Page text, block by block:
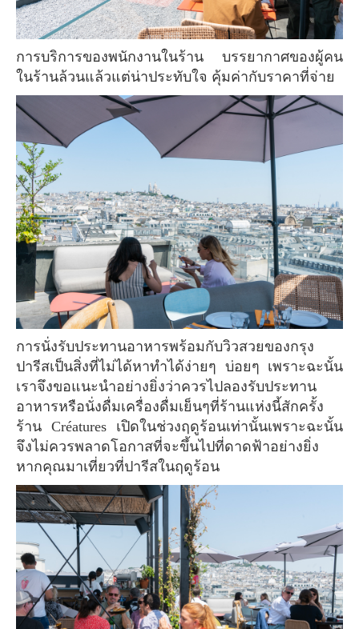
การบริการของพนักงานในร้าน บรรยากาศของผู้คน
ในร้านล้วนแล้วแต่น่าประทับใจ คุ้มค่ากับราคาที่จ่าย
การนั่งรับประทานอาหารพร้อมกับวิวสวยของกรุง
ปารีสเป็นสิ่งที่ไม่ได้หาทำได้ง่ายๆ บ่อยๆ เพราะฉะนั้น
เราจึงขอแนะนำอย่างยิ่งว่าควรไปลองรับประทาน
อาหารหรือนั่งดื่มเครื่องดื่มเย็นๆที่ร้านแห่งนี้สักครั้ง
ร้าน Créatures เปิดในช่วงฤดูร้อนเท่านั้นเพราะฉะนั้น
จึงไม่ควรพลาดโอกาสที่จะขึ้นไปที่ดาดฟ้าอย่างยิ่ง
หากคุณมาเที่ยวที่ปารีสในฤดูร้อน